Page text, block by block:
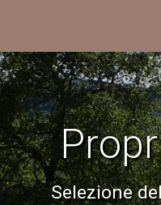
Selezione